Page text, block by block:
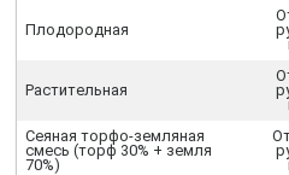
Плодородная
Растительная
Сеяная торфо-земляная
смесь (торф 30% + земля
70%)